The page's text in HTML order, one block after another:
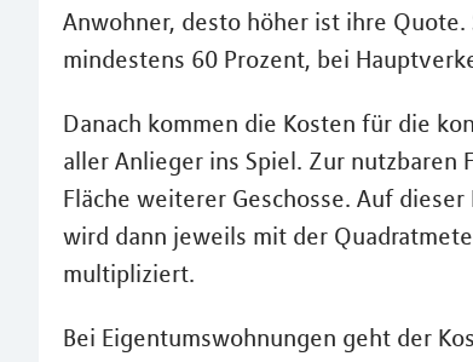
Anwohner, desto höher ist ihre
mindestens 60 Prozent, bei
Danach kommen die Kosten für die
aller Anlieger ins Spiel. Zur nutzbaren
Fläche weiterer Geschosse. Auf
wird dann jeweils mit der
multipliziert.
Bei Eigentumswohnungen geht der